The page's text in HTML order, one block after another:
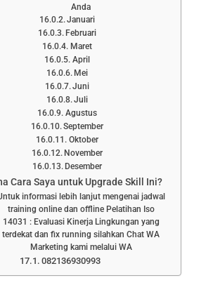
Anda
Januari
Februari
Maret
April
Mei
Juni
Juli
Agustus
September
Oktober
November
Desember
Cara Saya untuk Upgrade Skill Ini?
informasi lebih lanjut mengenai jadwal
training online dan offline Pelatihan Iso
14031 : Evaluasi Kinerja Lingkungan yang
terdekat dan fix running silahkan Chat WA
Marketing kami melalui WA
082136930993